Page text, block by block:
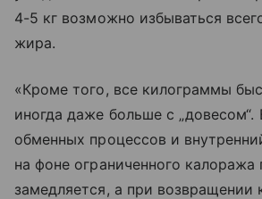
4-5 кг возможно избываться
жира.
«Кроме того, все килограммы
иногда даже больше с „довесом“.
обменных процессов и
на фоне ограниченного калоража
замедляется, а при возвращении